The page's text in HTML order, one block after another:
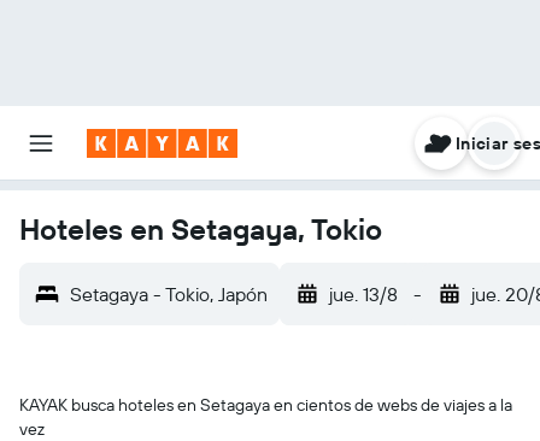
Iniciar
Hoteles en Setagaya, Tokio
Setagaya - Tokio, Japón jue. 13/8 - jue. 20/
KAYAK busca hoteles en Setagaya en cientos de webs de viajes a la
vez